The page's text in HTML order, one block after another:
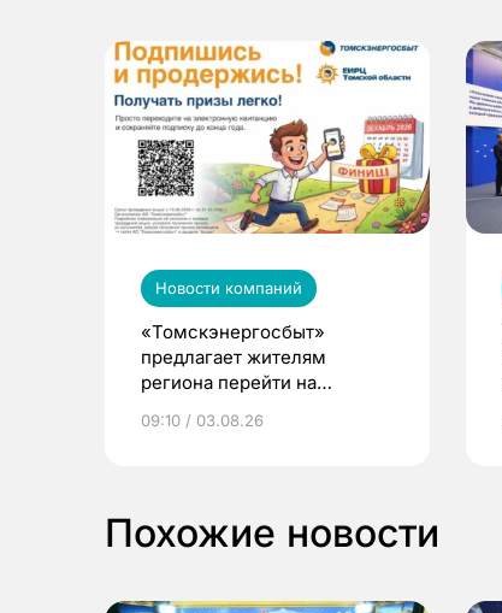
Новости компаний
«Томскэнергосбыт»
предлагает жителям
региона перейти на
выиграть призы
09:10 / 03.08.26
Похожие новости